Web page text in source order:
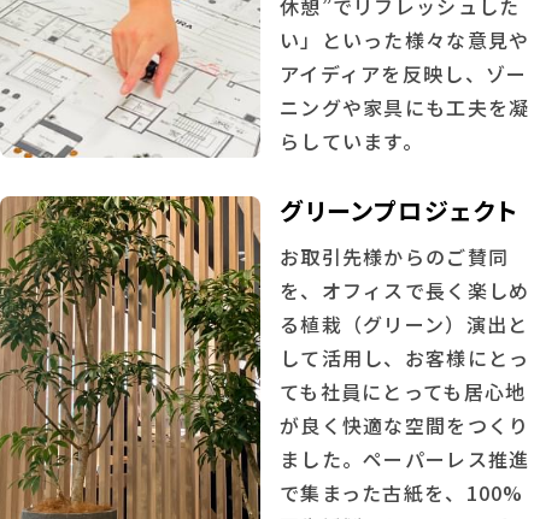
休憩”でリフレッシュした
い」といった様々な意見や
アイディアを反映し、ゾー
ニングや家具にも工夫を凝
らしています。
グリーンプロジェクト
お取引先様からのご賛同
を、オフィスで長く楽しめ
る植栽（グリーン）演出と
して活用し、お客様にとっ
ても社員にとっても居心地
が良く快適な空間をつくり
ました。ペーパーレス推進
で集まった古紙を、100%